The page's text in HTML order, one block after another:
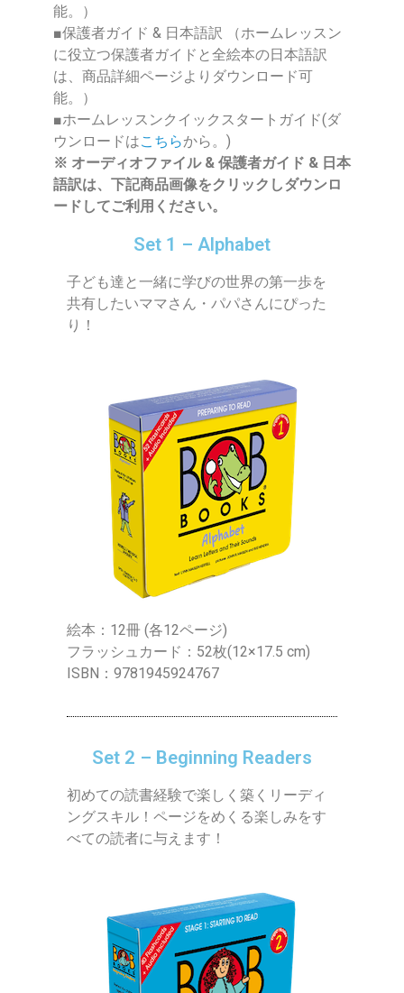
能。）
■保護者ガイド & 日本語訳 （ホームレッスン
に役立つ保護者ガイドと全絵本の日本語訳
は、商品詳細ページよりダウンロード可
能。）
■ホームレッスンクイックスタートガイド(ダ
ウンロードはこちらから。)
※ オーディオファイル & 保護者ガイド & 日本
語訳は、下記商品画像をクリックしダウンロ
ードしてご利用ください。
Set 1 – Alphabet
子ども達と一緒に学びの世界の第一歩を
共有したいママさん・パパさんにぴった
り！
絵本：12冊 (各12ページ)
フラッシュカード：52枚(12×17.5 cm)
ISBN：9781945924767
Set 2 – Beginning Readers
初めての読書経験で楽しく築くリーディ
ングスキル！ページをめくる楽しみをす
べての読者に与えます！